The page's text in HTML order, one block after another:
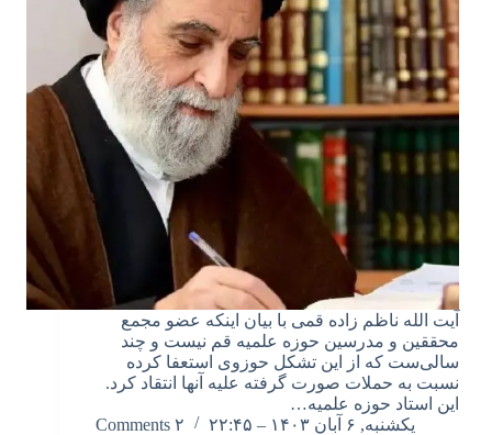
آیت الله ناظم زاده قمی با بیان اینکه عضو مجمع
محققین و مدرسین حوزه علمیه قم نیست و چند
سالی‌ست که از این تشکل حوزوی استعفا کرده
نسبت به حملات صورت گرفته علیه آنها انتقاد کرد.
این استاد حوزه علمیه…
یکشنبه, ۶ آبان ۱۴۰۳ – ۲۲:۴۵
۲ Comments